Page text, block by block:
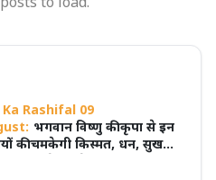
to load.
Rashifal 09
भगवान विष्णु की कृपा से इन
की चमकेगी किस्मत, धन, सुख